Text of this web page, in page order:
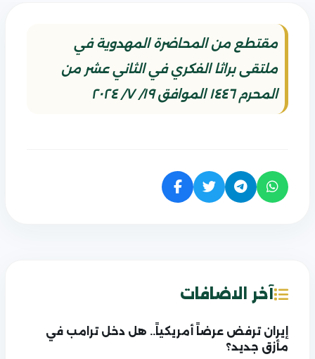
مقتطع من المحاضرة المهدوية في
ملتقى براثا الفكري في الثاني عشر من
المحرم ١٤٤٦ الموافق ١٩/ ٧/ ٢٠٢٤
آخر الاضافات
إيران ترفض عرضاً أمريكياً.. هل دخل ترامب في
مأزق جديد؟